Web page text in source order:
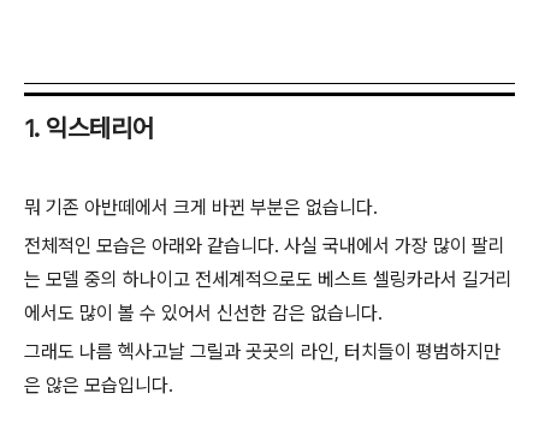
1. 익스테리어
뭐 기존 아반떼에서 크게 바뀐 부분은 없습니다.
전체적인 모습은 아래와 같습니다. 사실 국내에서 가장 많이 팔리
는 모델 중의 하나이고 전세계적으로도 베스트 셀링카라서 길거리
에서도 많이 볼 수 있어서 신선한 감은 없습니다.
그래도 나름 헥사고날 그릴과 곳곳의 라인, 터치들이 평범하지만
은 않은 모습입니다.